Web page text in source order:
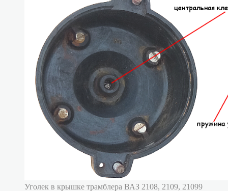
Уголек в крышке трамблера ВАЗ 2108, 2109, 21099